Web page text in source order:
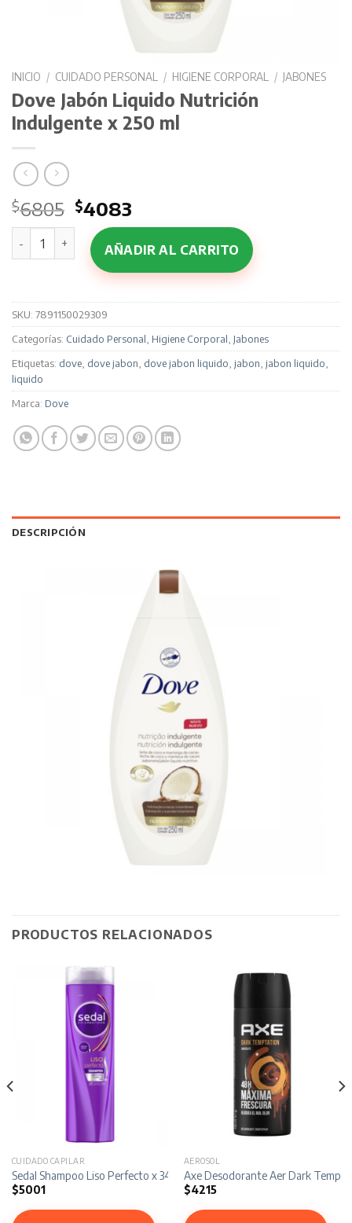
INICIO / CUIDADO PERSONAL / HIGIENE CORPORAL / JABONES
Dove Jabón Liquido Nutrición
Indulgente x 250 ml
$6805 El
precio
original
era:
$6805.
$4083
precio
actual
$4083.
Dove Jabón Liquido Nutrición Indulgente x 250 ml cantidad
AÑADIR AL CARRITO
SKU: 7891150029309
Categorías: Cuidado Personal, Higiene Corporal, Jabones
Etiquetas: dove, dove jabon, dove jabon liquido, jabon, jabon liquido,
liquido
Marca: Dove
DESCRIPCIÓN
PRODUCTOS RELACIONADOS
CUIDADO CAPILAR
Sedal Shampoo Liso Perfecto x 340 ml
$5001
AEROSOL
Axe Desodorante Aer Dark
$4215
x 340 ml